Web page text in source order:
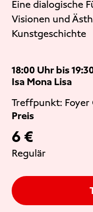
Eine dialogische
Visionen und
Kunstgeschichte
18:00 Uhr bis
Isa Mona Lisa
Treffpunkt:
Preis
6 €
Regulär